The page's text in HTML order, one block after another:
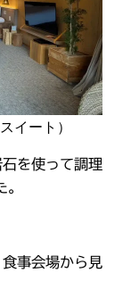
イート）
を使って調理
事会場から見